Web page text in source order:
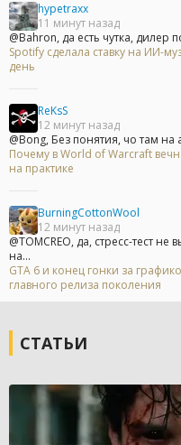
hypetraxx
11 минут назад
@Bahron, да есть чутка, дилер
Spotify сделала ставку на ИИ-
день
ReKsS
12 минут назад
@Bong, Без понятия, чо там на
Почему в World of Warcraft
на практике
BurningCottonWool
12 минут назад
@TOMCREO, да, стресс-тест
на...
GTA 6 и конец гонки за
главного релиза поколения
СТАТЬИ